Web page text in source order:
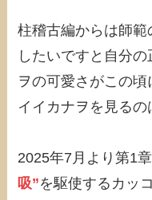
柱稽古編からは師
したいですと自分
ヲの可愛さがこの
イイカナヲを見る
2025年7月より第1
吸”を駆使するカッ